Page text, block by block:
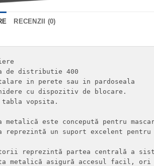
RECENZII (0)
de distributie 400
in perete sau in pardoseala
cu dispozitiv de blocare.
tabla vopsita.
metalică este concepută pentru
reprezintă un suport excelent
reprezintă partea centrală a
metalică asigură accesul facil,